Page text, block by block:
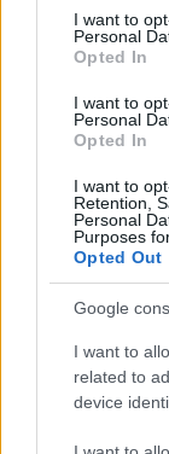
consent section.
I want to
Personal
Opted In
I want to
Personal
Opted In
I want to
Retention,
Personal
Purposes
Opted Out
Google
I want to
related to
device
Uniós
pénzek
ELEMZÉSEK
Minden